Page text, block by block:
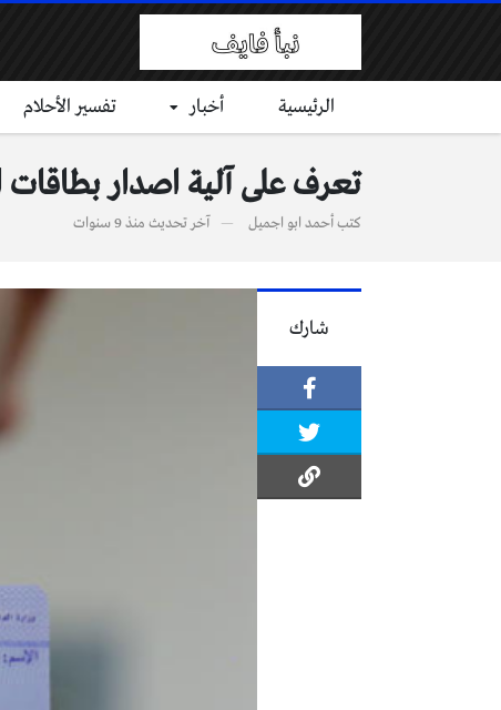
الرئيسية أخبار تفسير الأحلام
تعرف على آلية اصدار بطاقات
كتبأحمد ابو اجميل آخر تحديث منذ 9 سنوات
شارك